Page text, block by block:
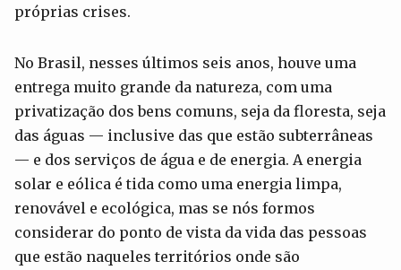
próprias crises.
No Brasil, nesses últimos seis anos, houve uma
entrega muito grande da natureza, com uma
privatização dos bens comuns, seja da floresta, seja
das águas — inclusive das que estão subterrâneas
— e dos serviços de água e de energia. A energia
solar e eólica é tida como uma energia limpa,
renovável e ecológica, mas se nós formos
considerar do ponto de vista da vida das pessoas
que estão naqueles territórios onde são